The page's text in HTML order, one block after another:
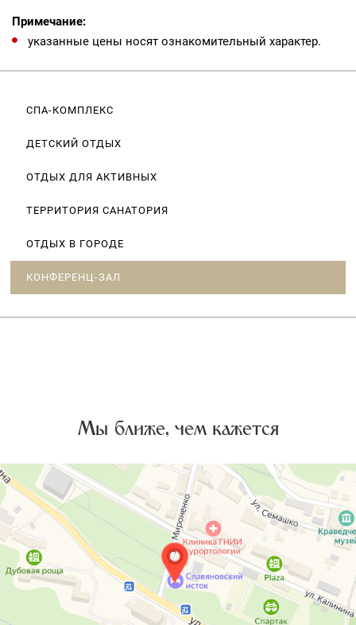
Примечание:
указанные цены носят ознакомительный характер.
СПА-КОМПЛЕКС
ДЕТСКИЙ ОТДЫХ
ОТДЫХ ДЛЯ АКТИВНЫХ
ТЕРРИТОРИЯ САНАТОРИЯ
ОТДЫХ В ГОРОДЕ
КОНФЕРЕНЦ-ЗАЛ
Мы ближе, чем кажется